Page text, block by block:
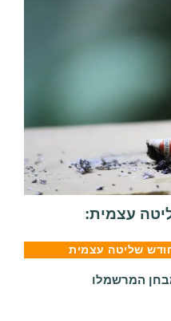
עצמית:
שליטה עצמית
המרשמלו